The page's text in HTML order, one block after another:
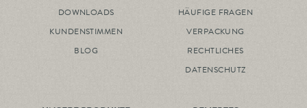
DOWNLOADS
KUNDENSTIMMEN
BLOG
HÄUFIGE FRAGEN
VERPACKUNG
RECHTLICHES
DATENSCHUTZ